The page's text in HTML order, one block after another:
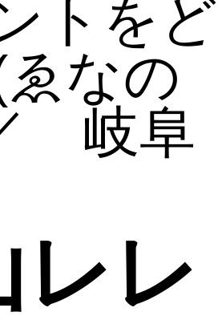
トをど
なの
岐阜
レレ